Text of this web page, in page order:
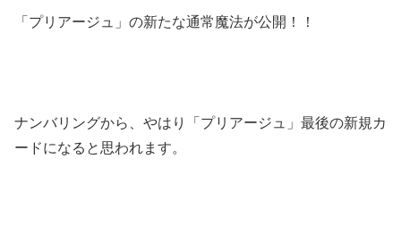
「プリアージュ」の新たな通常魔法が公開！！
ナンバリングから、やはり「プリアージュ」最後の新規カ
ードになると思われます。